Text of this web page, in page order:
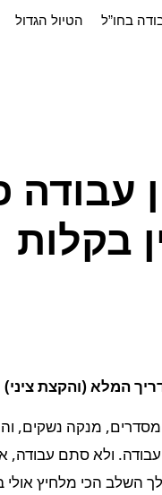
בחו”ל הטיול הגדול
עבודה
בקלות
המלא (והקצת
מסדרים, מנקה נשקים,
ולא סתם עבודה,
השלב הכי מלחיץ אולי